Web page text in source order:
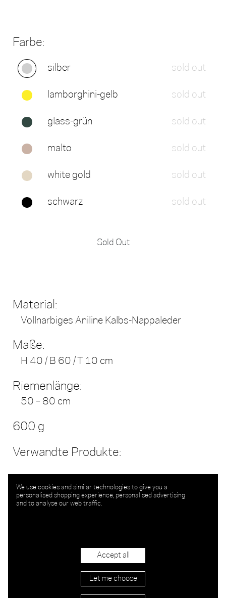
Farbe:
silber sold out
lamborghini-gelb sold out
glass-grün sold out
malto sold out
white gold sold out
schwarz sold out
Sold Out
Material:
Vollnarbiges Aniline Kalbs-Nappaleder
Maße:
H 40 / B 60 / T 10 cm
Riemenlänge:
50 – 80 cm
600 g
Verwandte Produkte:
We use cookies and similar technologies to give you a
personalised shopping experience, personalised advertising
and to analyse our web traffic.
Let me choose
Accept all